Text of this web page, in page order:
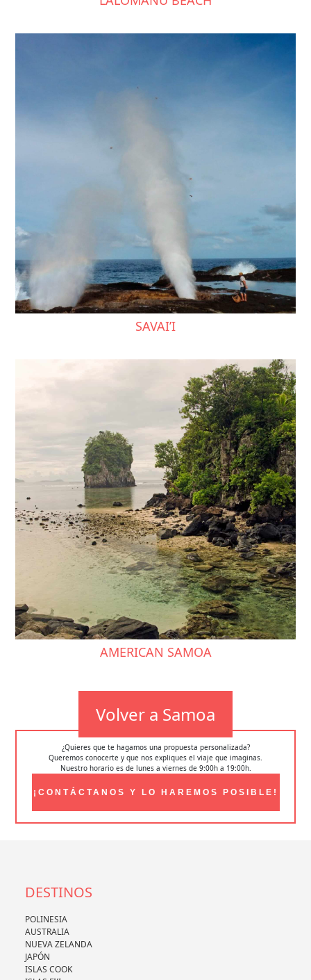
SAVAI’I
AMERICAN SAMOA
Volver a Samoa
¿Quieres que te hagamos una propuesta personalizada?
Queremos conocerte y que nos expliques el viaje que imaginas.
Nuestro horario es de lunes a viernes de 9:00h a 19:00h.
¡CONTÁCTANOS Y LO HAREMOS POSIBLE!
DESTINOS
POLINESIA
AUSTRALIA
NUEVA ZELANDA
JAPÓN
ISLAS COOK